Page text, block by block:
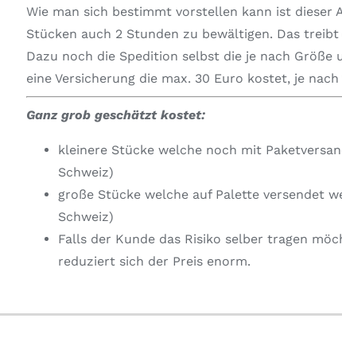
Wie man sich bestimmt vorstellen kann ist dieser
Stücken auch 2 Stunden zu bewältigen. Das
Dazu noch die Spedition selbst die je nach
eine Versicherung die max. 30 Euro kostet, je
Ganz grob geschätzt kostet:
kleinere Stücke welche noch mit
Schweiz)
große Stücke welche auf Palette versendet
Schweiz)
Falls der Kunde das Risiko selber tragen
reduziert sich der Preis enorm.